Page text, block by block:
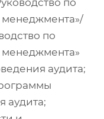
по
по
аудита;
аудита;